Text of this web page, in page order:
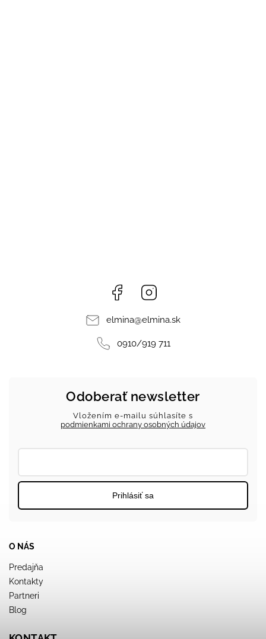
Facebook
elmina@elmina.sk
0910/919 711
O NÁS
Predajňa
Kontakty
Partneri
Blog
Odoberať newsletter
Vložením e-mailu súhlasíte s
podmienkami ochrany osobných údajov
Prihlásiť sa